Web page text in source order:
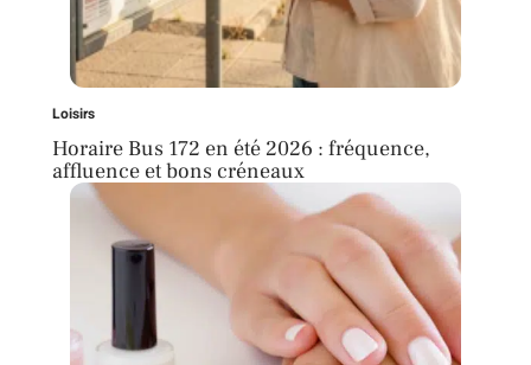
Loisirs
Horaire Bus 172 en été 2026 : fréquence,
affluence et bons créneaux